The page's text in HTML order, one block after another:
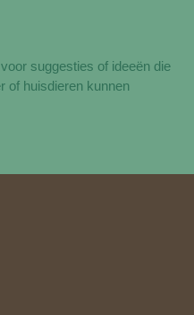
suggesties of ideeën die
of huisdieren kunnen